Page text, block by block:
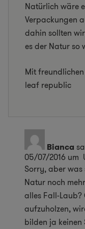
Natürlich wäre
Verpackungen
dahin sollten
es der Natur so
Mit
leaf republic
Bianca
05/07/2016 um
Sorry, aber
Natur noch
alles Fall-
aufzuholzen,
bilden ja